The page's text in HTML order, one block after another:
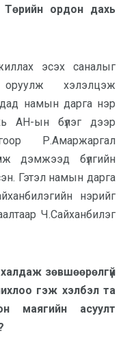
ордон дахь
эсэх саналыг
хэлэлцэж
намын дарга нэр
АН-ын бүлэг дээр
Р.Амаржаргал
дэмжээд бүлгийн
Гэтэл намын дарга
нэрийг
Ч.Сайханбилэг
зөвшөөрөлгүй
гэж хэлбэл та
маягийн асуулт